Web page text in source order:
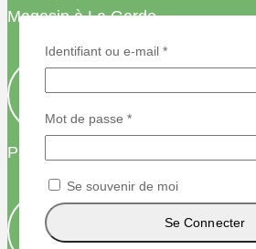
Magasin à La Garde
Passez commande par téléphone
Identifiant ou e-mail *
Mot de passe *
Se souvenir de moi
Se Connecter